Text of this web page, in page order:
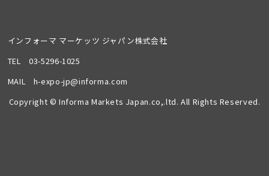
インフォーマ マーケッツ ジャパン株式会社
TEL03-5296-1025
MAIL h-expo-jp@informa.com
Copyright © Informa Markets Japan.co,.ltd. All Rights Reserved.